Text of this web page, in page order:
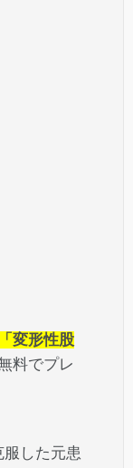
変形性股
料でプレ
した元患